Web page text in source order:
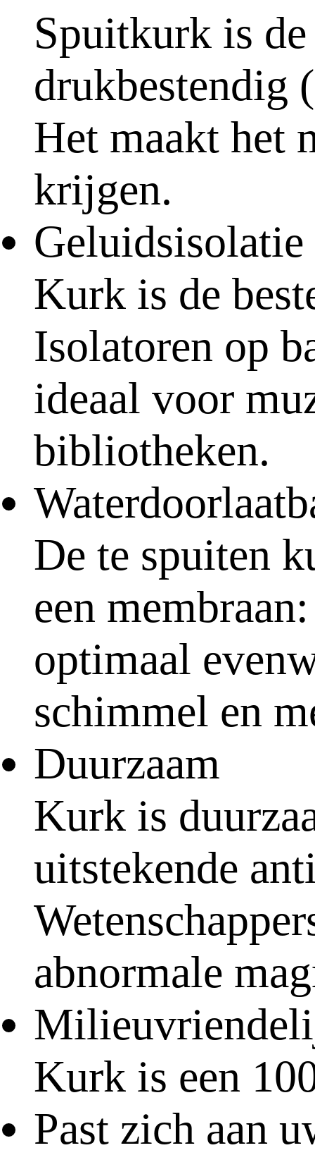
Spuitkurk is
drukbestendig
Het maakt het
krijgen.
Geluidsisolatie
Kurk is de
Isolatoren op
ideaal voor
bibliotheken.
De te spuiten
een
optimaal
schimmel en
Duurzaam
Kurk is
uitstekende
abnormale
Kurk is een
Past zich aan